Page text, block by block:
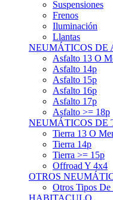
Iluminación
Llantas
NEUMÁTICOS DE
Asfalto 13 O
Asfalto 14p
Asfalto 15p
Asfalto 16p
Asfalto 17p
Asfalto >= 18p
NEUMÁTICOS DE
Tierra 13 O
Tierra 14p
Tierra >= 15p
Offroad Y 4x4
OTROS
Otros Tipos De
HABITACULO
Asiento Baquet